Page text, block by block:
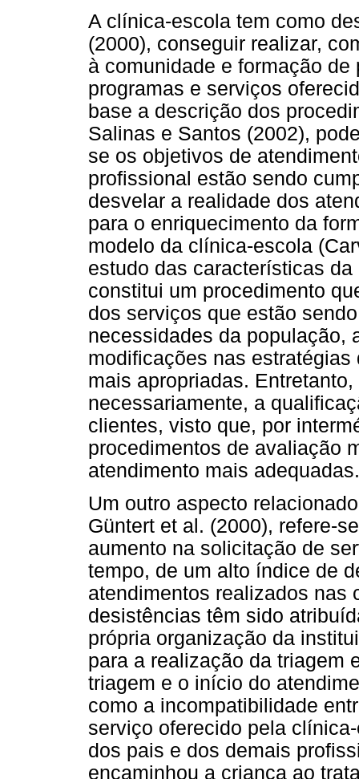
A clínica-escola tem como
(2000), conseguir realizar,
à comunidade e formação
programas e serviços
base a descrição dos
Salinas e Santos (2002),
se os objetivos de
profissional estão sendo
desvelar a realidade dos
para o enriquecimento da
modelo da clínica-escola
estudo das características
constitui um procedimento
dos serviços que estão
necessidades da população,
modificações nas
mais apropriadas.
necessariamente, a
clientes, visto que, por
procedimentos de avaliação
atendimento mais adequadas.
Um outro aspecto
Güntert et al. (2000), refere-
aumento na solicitação de
tempo, de um alto índice de
atendimentos realizados nas
desistências têm sido
própria organização da
para a realização da triagem
triagem e o início do
como a incompatibilidade
serviço oferecido pela
dos pais e dos demais
encaminhou a criança ao